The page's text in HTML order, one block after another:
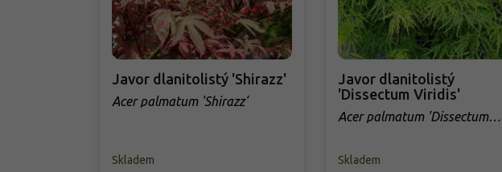
Javor dlanitolistý 'Shirazz'
Acer palmatum 'Shirazz'
Skladem
Javor dlanitolistý
'Dissectum Viridis'
Acer palmatum 'Dissectum
Skladem